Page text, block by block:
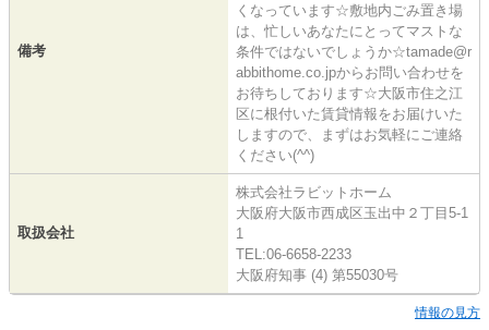
備考
くなっています☆敷地内ごみ置き場
は、忙しいあなたにとってマストな
条件ではないでしょうか☆tamade@r
abbithome.co.jpからお問い合わせを
お待ちしております☆大阪市住之江
区に根付いた賃貸情報をお届けいた
しますので、まずはお気軽にご連絡
ください(^^)
取扱会社
株式会社ラビットホーム
大阪府大阪市西成区玉出中２丁目5-1
1
TEL:06-6658-2233
大阪府知事 (4) 第55030号
情報の見方